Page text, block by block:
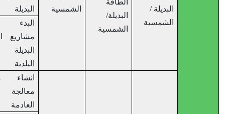
الشمسية
الشمسية
الشمسية
البديلة
البدء بتنفيذ
مشاريع الطاقة
البديلة في
انشاء محطة
معالجة المياه